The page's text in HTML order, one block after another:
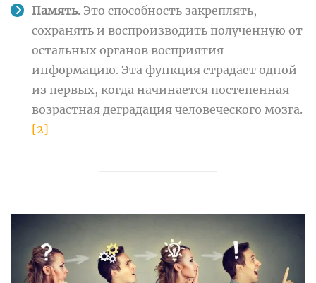
Память. Это способность закреплять,
сохранять и воспроизводить полученную от
остальных органов восприятия
информацию. Эта функция страдает одной
из первых, когда начинается постепенная
возрастная деградация человеческого мозга.
[2]